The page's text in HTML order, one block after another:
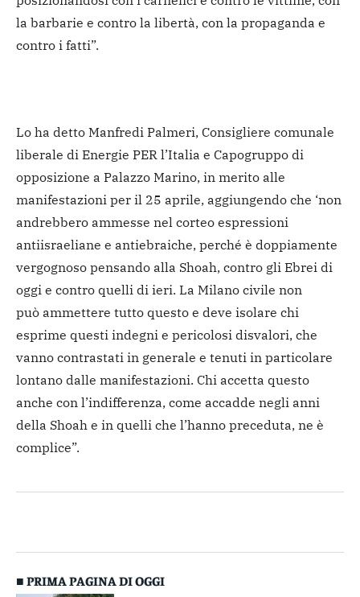
la barbarie e contro la libertà, con la propaganda e
contro i fatti”.
Lo ha detto Manfredi Palmeri, Consigliere comunale
liberale di Energie PER l’Italia e Capogruppo di
opposizione a Palazzo Marino, in merito alle
manifestazioni per il 25 aprile, aggiungendo che ‘non
andrebbero ammesse nel corteo espressioni
antiisraeliane e antiebraiche, perché è doppiamente
vergognoso pensando alla Shoah, contro gli Ebrei di
oggi e contro quelli di ieri. La Milano civile non
può ammettere tutto questo e deve isolare chi
esprime questi indegni e pericolosi disvalori, che
vanno contrastati in generale e tenuti in particolare
lontano dalle manifestazioni. Chi accetta questo
anche con l’indifferenza, come accadde negli anni
della Shoah e in quelli che l’hanno preceduta, ne è
complice”.
■ PRIMA PAGINA DI OGGI